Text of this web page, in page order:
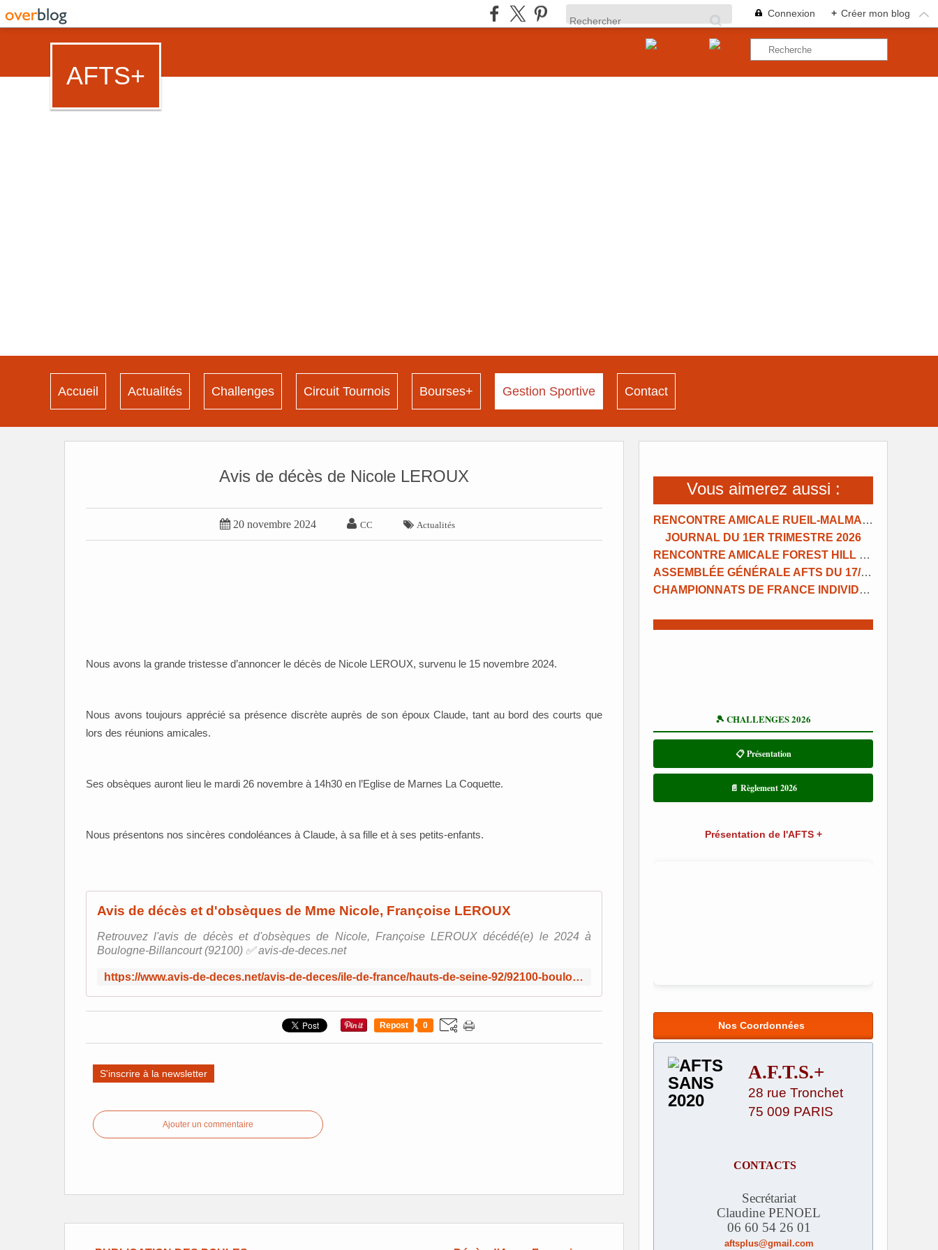
Connexion + Créer mon blog
AFTS+
Accueil Actualités Challenges Circuit Tournois Bourses+ Gestion Sportive Contact
Vous aimerez aussi :
RENCONTRE AMICALE RUEIL-MALMAISON
JOURNAL DU 1ER TRIMESTRE 2026
RENCONTRE AMICALE FOREST HILL NANTERRE
ASSEMBLÉE GÉNÉRALE AFTS DU 17/01/2026
CHAMPIONNATS DE FRANCE INDIVIDUELS 2025
🎾 CHALLENGES 2026
📋 Présentation
📄 Règlement 2026
Présentation de l'AFTS +
Nos Coordonnées
A.F.T.S.+
28 rue Tronchet
75 009 PARIS
CONTACTS
Secrétariat
Claudine PENOEL
06 60 54 26 01
aftsplus@gmail.com
Avis de décès de Nicole LEROUX
 20 novembre 2024  CC  Actualités
Nous avons la grande tristesse d’annoncer le décès de Nicole LEROUX, survenu le 15 novembre 2024.
Nous avons toujours apprécié sa présence discrète auprès de son époux Claude, tant au bord des courts que
lors des réunions amicales.
Ses obsèques auront lieu le mardi 26 novembre à 14h30 en l’Eglise de Marnes La Coquette.
Nous présentons nos sincères condoléances à Claude, à sa fille et à ses petits-enfants.
Avis de décès et d'obsèques de Mme Nicole, Françoise LEROUX
Retrouvez l'avis de décès et d'obsèques de Nicole, Françoise LEROUX décédé(e) le 2024 à
Boulogne-Billancourt (92100) ✅ avis-de-deces.net
https://www.avis-de-deces.net/avis-de-deces/ile-de-france/hauts-de-seine-92/92100-boulogne-billancourt/2024-11-18-leroux-nicole-francoise_4wDKPLYuxafi6fhcSJev9m/
Repost 0
S'inscrire à la newsletter
Ajouter un commentaire